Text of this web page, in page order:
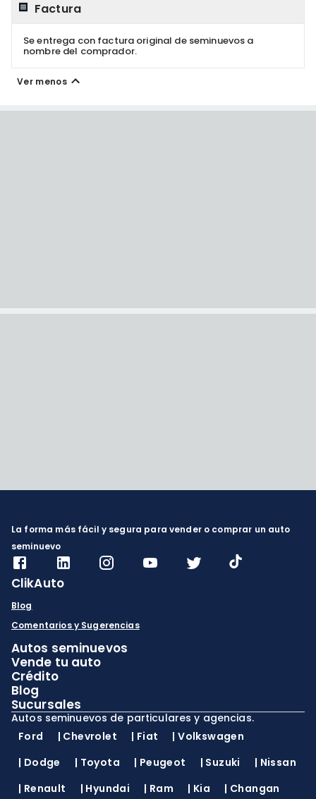
Factura
Se entrega con factura original de seminuevos a
nombre del comprador.
Ver menos
La forma más fácil y segura para vender o comprar un auto
seminuevo
ClikAuto
Blog
Comentarios y Sugerencias
Autos seminuevos
Vende tu auto
Crédito
Blog
Sucursales
Autos seminuevos de particulares y agencias.
Ford
| Chevrolet | Fiat |Volkswagen
| Dodge | Toyota | Peugeot | Suzuki | Nissan
| Renault | Hyundai | Ram | Kia | Changan